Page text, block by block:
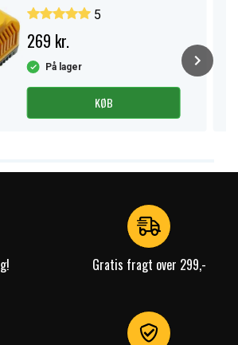
5
269 kr.
På lager
KØB
Gratis fragt over 299,-